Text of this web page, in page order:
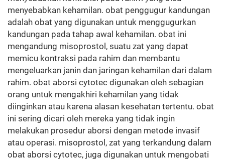
menyebabkan kehamilan. obat penggugur kandungan
adalah obat yang digunakan untuk menggugurkan
kandungan pada tahap awal kehamilan. obat ini
mengandung misoprostol, suatu zat yang dapat
memicu kontraksi pada rahim dan membantu
mengeluarkan janin dan jaringan kehamilan dari dalam
rahim. obat aborsi cytotec digunakan oleh sebagian
orang untuk mengakhiri kehamilan yang tidak
diinginkan atau karena alasan kesehatan tertentu. obat
ini sering dicari oleh mereka yang tidak ingin
melakukan prosedur aborsi dengan metode invasif
atau operasi. misoprostol, zat yang terkandung dalam
obat aborsi cytotec, juga digunakan untuk mengobati